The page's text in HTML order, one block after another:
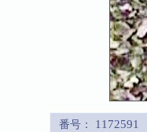
番号： 1172591